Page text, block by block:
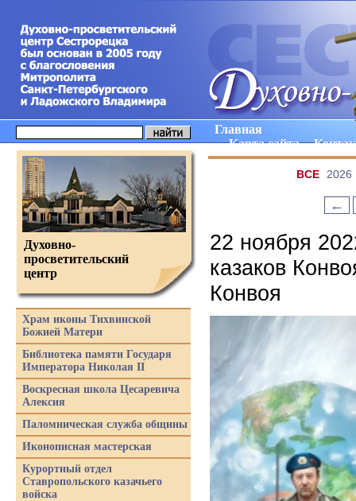
Главная
Карта сайта
ВCE 2026
←
22 ноября
казаков
Конвоя
Духовно-
просветительский
центр
Храм иконы Тихвинской
Божией Матери
Библиотека памяти Государя
Императора Николая II
Воскресная школа Цесаревича
Алексия
Паломническая служба общины
Иконописная мастерская
Курортный отдел
Ставропольского казачьего
войска